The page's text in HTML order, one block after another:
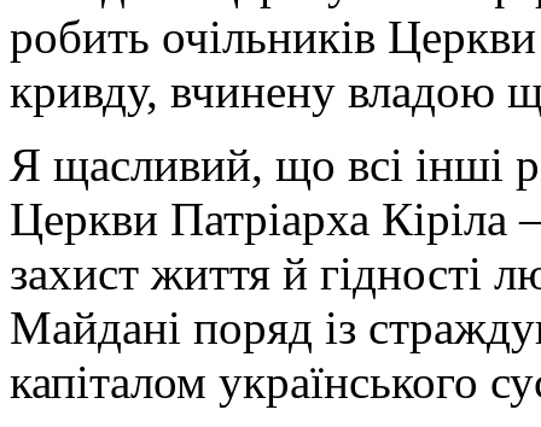
робить очільників
кривду, вчинену владою
Я щасливий, що всі інші
Церкви Патріарха Кіріла
захист життя й гідності
Майдані поряд із
капіталом українського